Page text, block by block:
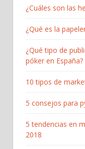
¿Cuáles son las
¿Qué es la
¿Qué tipo de
póker en España?
10 tipos de
5 consejos para
5 tendencias en
2018